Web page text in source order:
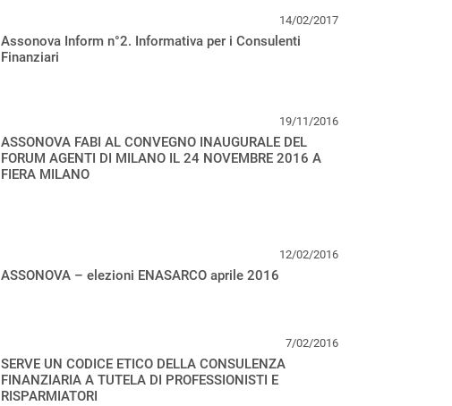
14/02/2017
Assonova Inform n°2. Informativa per i Consulenti
Finanziari
19/11/2016
ASSONOVA FABI AL CONVEGNO INAUGURALE DEL
FORUM AGENTI DI MILANO IL 24 NOVEMBRE 2016 A
FIERA MILANO
12/02/2016
ASSONOVA – elezioni ENASARCO aprile 2016
7/02/2016
SERVE UN CODICE ETICO DELLA CONSULENZA
FINANZIARIA A TUTELA DI PROFESSIONISTI E
RISPARMIATORI